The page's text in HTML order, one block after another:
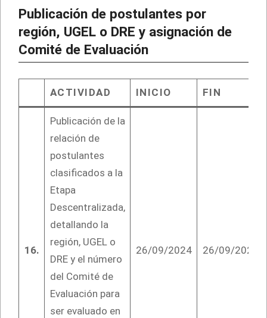
Publicación de postulantes por
región, UGEL o DRE y asignación de
Comité de Evaluación
ACTIVIDAD INICIO FIN
16.
Publicación de la
relación de
postulantes
clasificados a la
Etapa
Descentralizada,
detallando la
región, UGEL o
DRE y el número
del Comité de
Evaluación para
ser evaluado en
26/09/2024 26/09/2024